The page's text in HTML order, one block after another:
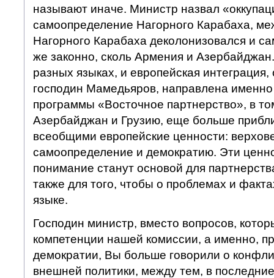
называют иначе. Министр назвал
самоопределение Нагорного Карабаха,
Нагорного Карабаха деколонизовался и
же законно, сколь Армения и
разных языках, и европейская интеграция,
господин Мамедьяров, направлена
программы «Восточное партнерство», в
Азербайджан и Грузию, еще больше
всеобщими европейские ценности:
самоопределение и демократию. Эти
понимание станут основой для
также для того, чтобы о проблемах и
языке.
Господин министр, вместо вопросов,
компетенции нашей комиссии, а именно,
демократии, Вы больше говорили о
внешней политики, между тем, в